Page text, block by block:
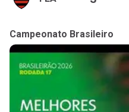
Campeonato Brasileiro